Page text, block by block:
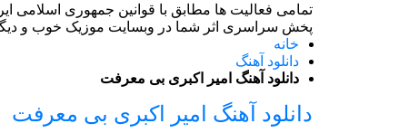
تمامی فعالیت ها مطابق با قوانین جمهوری اسلامی
پخش سراسری اثر شما در وبسایت موزیک خوب و
خانه
دانلود آهنگ
دانلود آهنگ امیر اکبری بی معرفت
دانلود آهنگ امیر اکبری بی معرفت